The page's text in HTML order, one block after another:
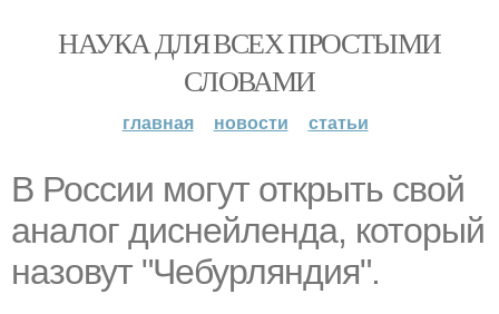
НАУКА ДЛЯ ВСЕХ ПРОСТЫМИ
СЛОВАМИ
главная новости статьи
В России могут открыть свой
аналог диснейленда, который
назовут "Чебурляндия".